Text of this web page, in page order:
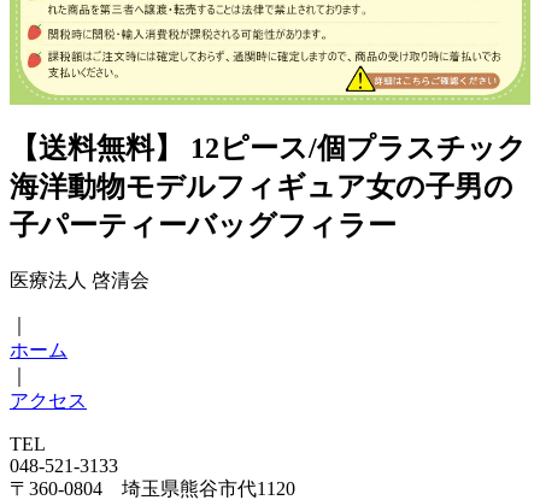
【送料無料】 12ピース/個プラスチック
海洋動物モデルフィギュア女の子男の
子パーティーバッグフィラー
医療法人 啓清会
ホーム
アクセス
TEL
048-521-3133
〒360-0804 埼玉県熊谷市代1120